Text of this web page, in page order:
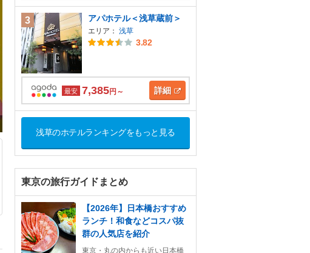
3 アパホテル＜浅草蔵前＞
エリア： 浅草
3.82
最安 7,385円～ 詳細
浅草のホテルランキングをもっと見る
東京の旅行ガイドまとめ
【2026年】日本橋おすすめ
ランチ！和食などコスパ抜
群の人気店を紹介
東京・丸の内からも近い日本橋